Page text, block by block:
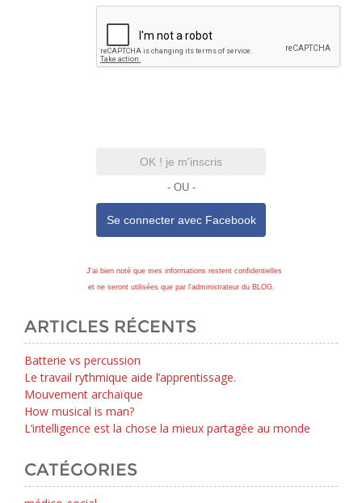
OK ! je m'inscris
- OU -
Se connecter avec Facebook
J'ai bien noté que mes informations restent confidentielles
et ne seront utilisées que par l'administrateur du BLOG.
ARTICLES RÉCENTS
Batterie vs percussion
Le travail rythmique aide l’apprentissage.
Mouvement archaïque
How musical is man?
L’intelligence est la chose la mieux partagée au monde
CATÉGORIES